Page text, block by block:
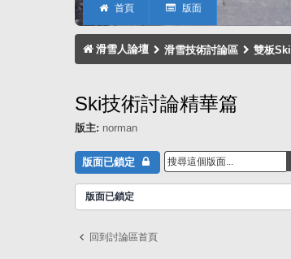
首頁 版面
滑雪人論壇 滑雪技術討論區 雙板Ski
Ski技術討論精華篇
版主: norman
版面已鎖定
版面已鎖定
回到討論區首頁